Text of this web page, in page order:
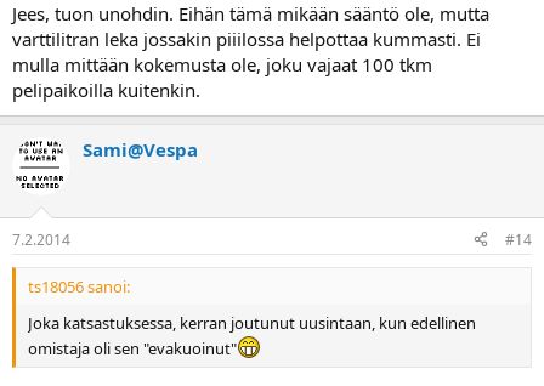
Jees, tuon unohdin. Eihän tämä mikään sääntö ole, mutta
varttilitran leka jossakin piiilossa helpottaa kummasti. Ei
mulla mittään kokemusta ole, joku vajaat 100 tkm
pelipaikoilla kuitenkin.
Sami@Vespa
7.2.2014 #14
ts18056 sanoi:
Joka katsastuksessa, kerran joutunut uusintaan, kun edellinen
omistaja oli sen "evakuoinut"